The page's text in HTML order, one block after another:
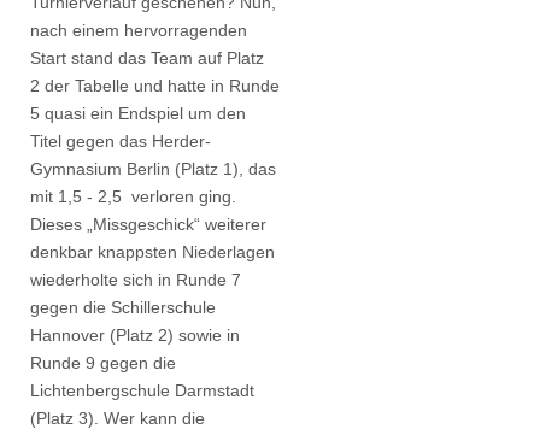
nach einem hervorragenden
Start stand das Team auf Platz
2 der Tabelle und hatte in Runde
5 quasi ein Endspiel um den
Titel gegen das Herder-
Gymnasium Berlin (Platz 1), das
mit 1,5 - 2,5 verloren ging.
Dieses „Missgeschick“ weiterer
denkbar knappsten Niederlagen
wiederholte sich in Runde 7
gegen die Schillerschule
Hannover (Platz 2) sowie in
Runde 9 gegen die
Lichtenbergschule Darmstadt
(Platz 3). Wer kann die